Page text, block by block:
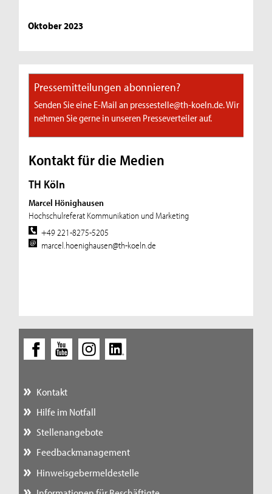
Oktober 2023
Pressemitteilungen abonnieren?
Senden Sie eine E-Mail an pressestelle@th-koeln.de. Wir
nehmen Sie gerne in unseren Presseverteiler auf.
Kontakt für die Medien
TH Köln
Marcel Hönighausen
Hochschulreferat Kommunikation und Marketing
+49 221-8275-5205
marcel.hoenighausen@th-koeln.de
Kontakt
Hilfe im Notfall
Stellenangebote
Feedbackmanagement
Hinweisgebermeldestelle